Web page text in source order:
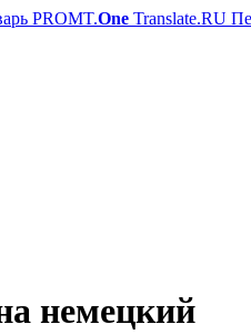
PROMT.One Translate.RU
немецкий